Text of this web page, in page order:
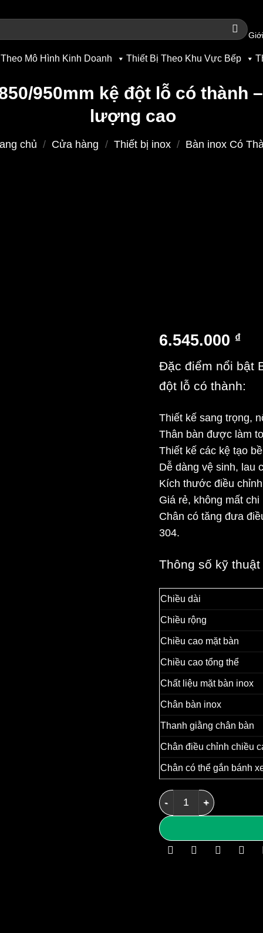
Mô Hình Kinh Doanh Thiết Bị Theo Khu Vực Bếp
950mm kệ đột lỗ có thành
lượng cao
chủ / Cửa hàng / Thiết bị inox / Bàn inox Có
6.545.000 ₫
Đặc điểm nổi bật
đột lỗ có thành:
Thiết kế sang trọng,
Thân bàn được làm
Thiết kế các kệ tạo
Dễ dàng vệ sinh, lau
Kích thước điều
Giá rẻ, không mất
Chân có tăng đưa
304.
Thông số kỹ
Chiều dài
Chiều rộng
Chiều cao mặt bàn
Chiều cao tổng thể
Chất liệu mặt bàn inox
Chân bàn inox
Thanh giằng chân bàn
Chân điều chỉnh chiều
Chân có thể gắn bánh
Bàn inox 3 tầng